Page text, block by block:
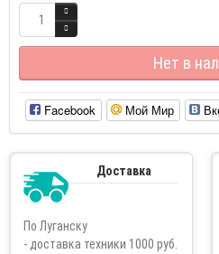
Нет в
Facebook Мой Мир
Доставка
По Луганску
- доставка техники 1000 руб.